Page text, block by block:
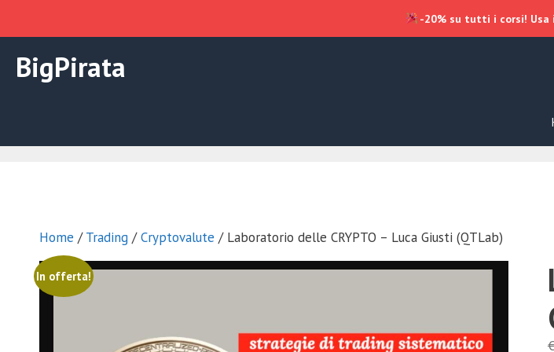
contenuto
BigPirata
Home /Trading /Cryptovalute / Laboratorio delle CRYPTO – Luca Giusti (QTLab)
In offerta!
-20% su tutti i corsi! Usa